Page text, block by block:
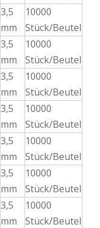
3,5
mm
10000
Stück/Beutel
3,5
mm
10000
Stück/Beutel
3,5
mm
10000
Stück/Beutel
3,5
mm
10000
Stück/Beutel
3,5
mm
10000
Stück/Beutel
3,5
mm
10000
Stück/Beutel
3,5
mm
10000
Stück/Beutel